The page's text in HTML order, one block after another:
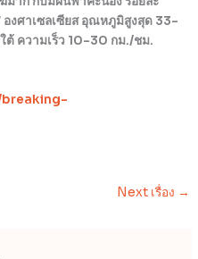
ศาเซลเซียส อุณหภูมิสูงสุด 33-
ต้ ความเร็ว 10-30 กม./ชม.
Next เรื่อง →